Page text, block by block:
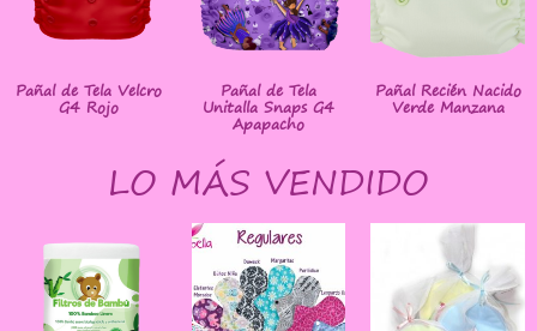
Pañal de Tela Velcro
G4 Rojo
Pañal de Tela
Unitalla Snaps G4
Apapacho
Pañal Recién Nacido
Verde Manzana
LO MÁS VENDIDO